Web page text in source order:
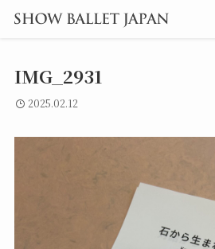
Message
IMG_2931
2025.02.12